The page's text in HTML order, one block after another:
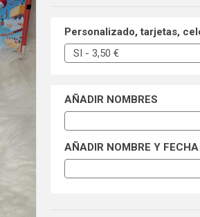
Personalizado, tarjetas,
AÑADIR NOMBRES
AÑADIR NOMBRE Y